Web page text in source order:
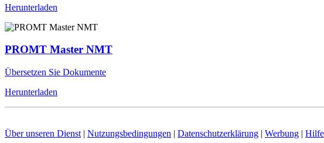
Herunterladen
PROMT Master NMT
Übersetzen Sie Dokumente
Herunterladen
Über unseren Dienst | Nutzungsbedingungen | Datenschutzerklärung | Werbung | Hilfe